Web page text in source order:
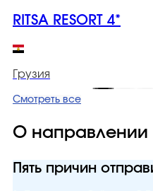
RITSA RESORT 4*
Грузия
Смотреть все
О направлении
Пять причин